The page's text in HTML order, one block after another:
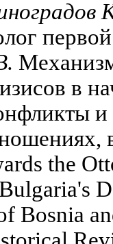
в
the
Bosnia